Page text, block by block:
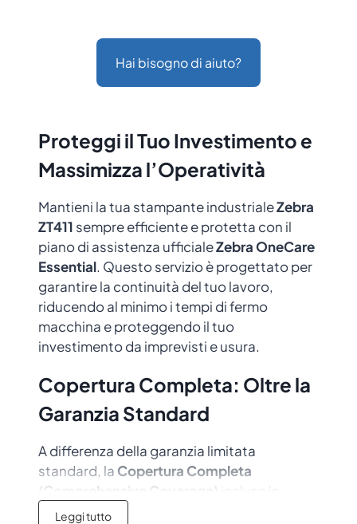
Hai bisogno di aiuto?
Proteggi il Tuo Investimento e
Massimizza l’Operatività
Mantieni la tua stampante industrialeZebra
ZT411 sempre efficiente e protetta con il
piano di assistenza ufficialeZebra OneCare
Essential. Questo servizio è progettato per
garantire la continuità del tuo lavoro,
riducendo al minimo i tempi di fermo
macchina e proteggendo il tuo
investimento da imprevisti e usura.
Copertura Completa: Oltre la
Garanzia Standard
A differenza della garanzia limitata
standard, la Copertura Completa
(Comprehensive Coverage)
questo piano ti tutela anche in caso di danni
Leggi tutto